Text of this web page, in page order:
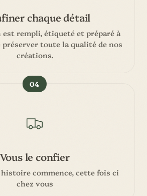
chaque détail
est rempli, étiqueté et préparé à
préserver toute la qualité de nos
créations.
04
Vous le confier
commence, cette fois ci
chez vous